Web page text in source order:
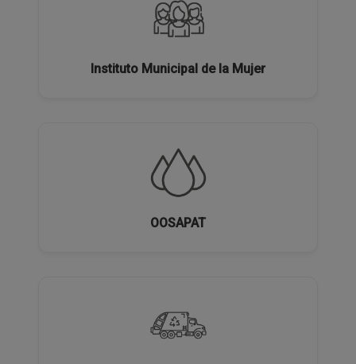
Instituto Municipal de la Mujer
OOSAPAT